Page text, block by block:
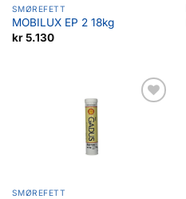
SMØREFETT
MOBILUX EP 2 18kg
kr5.130
SMØREFETT